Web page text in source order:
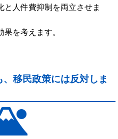
人件費抑制を両立させま
を考えます。
移民政策には反対しま